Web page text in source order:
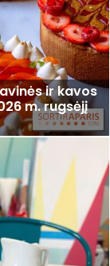
ir kavos
m. rugsėjį